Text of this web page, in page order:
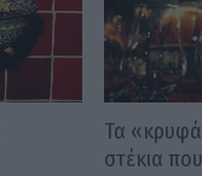
Τα
στέκια